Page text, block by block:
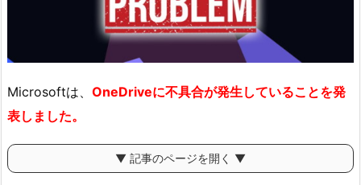
Microsoftは、 OneDriveに不具合が発生していることを発
表しました。
▼ 記事のページを開く ▼